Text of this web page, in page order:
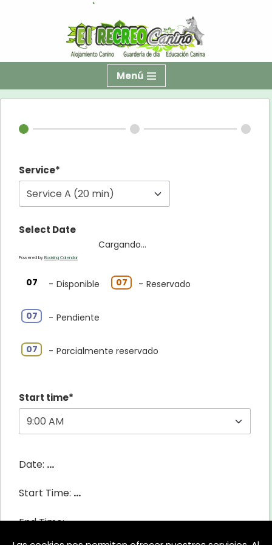
contenido
Menú
Service*
Select Date
Cargando...
Powered by Booking Calendar
07 - Disponible 07 - Reservado
07 - Pendiente
·
07 - Parcialmente reservado
Start time*
Date: ...
Start Time: ...
End Time:...